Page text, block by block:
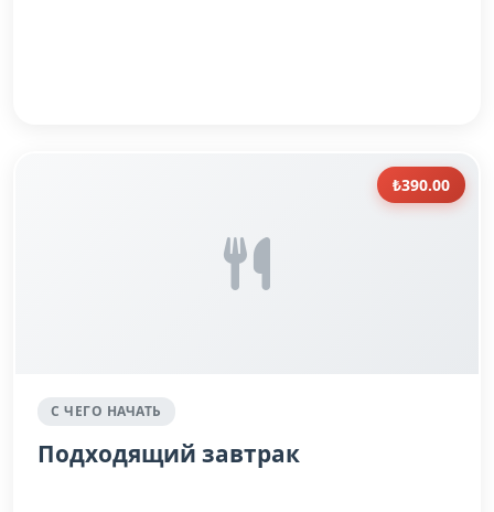
₺390.00
С ЧЕГО НАЧАТЬ
Подходящий завтрак